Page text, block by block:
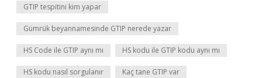
GTIP tespitini kim yapar
Gümrük beyannamesinde GTIP nerede yazar
HS Code ile GTIP aynı mı HS kodu ile GTIP kodu aynı mı
HS kodu nasıl sorgulanır Kaç tane GTIP var